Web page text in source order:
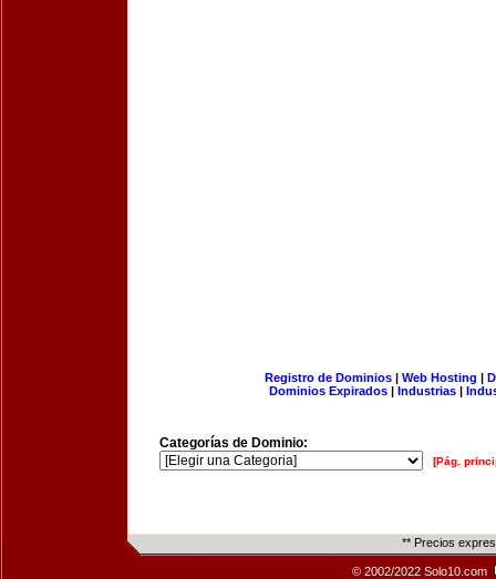
Registro de Dominios| Web Hosting |
Dominios Expirados | Industrias |
Categorías de Dominio:
[Pág.
** Precios
© 2002/2022 Solo10.com